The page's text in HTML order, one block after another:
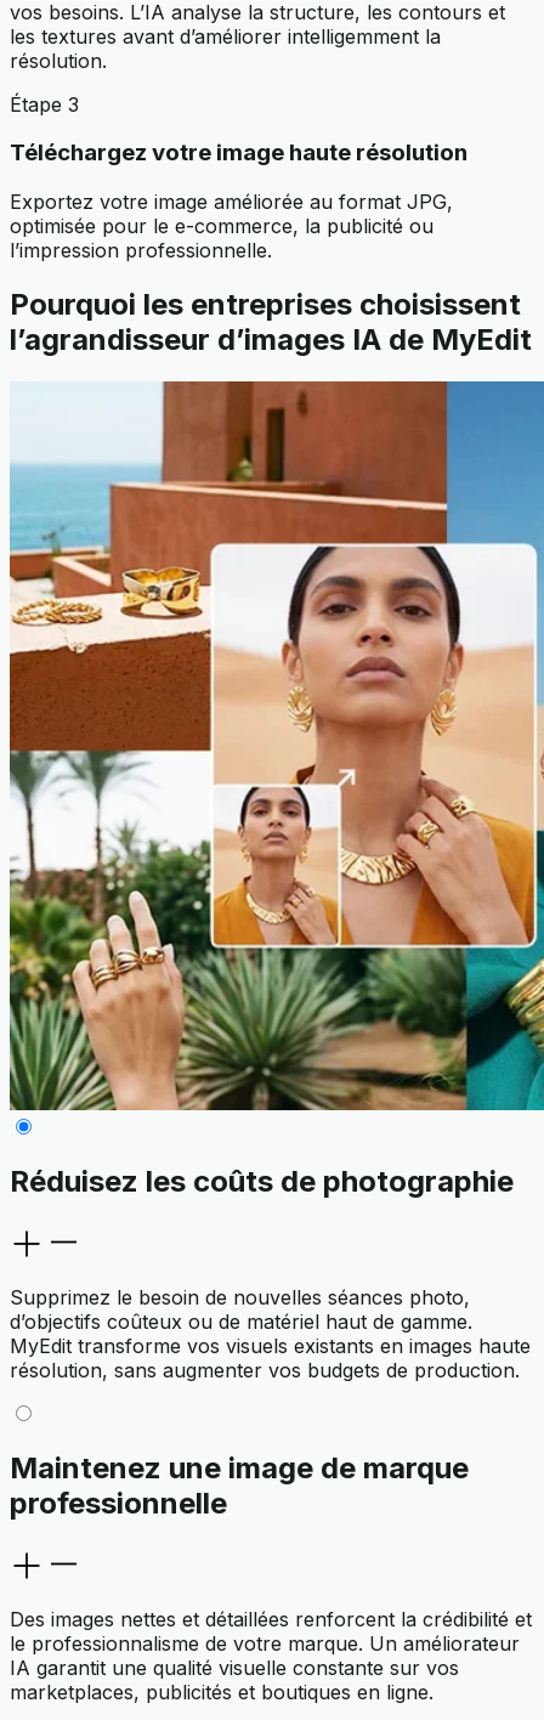
vos besoins. L’IA analyse la structure, les contours et
les textures avant d’améliorer intelligemment la
résolution.
Étape 3
Téléchargez votre image haute résolution
Exportez votre image améliorée au format JPG,
optimisée pour le e-commerce, la publicité ou
l’impression professionnelle.
Pourquoi les entreprises choisissent
l’agrandisseur d’images IA de MyEdit
Réduisez les coûts de photographie
Supprimez le besoin de nouvelles séances photo,
d’objectifs coûteux ou de matériel haut de gamme.
MyEdit transforme vos visuels existants en images haute
résolution, sans augmenter vos budgets de production.
Maintenez une image de marque
professionnelle
Des images nettes et détaillées renforcent la crédibilité et
le professionnalisme de votre marque. Un améliorateur
IA garantit une qualité visuelle constante sur vos
marketplaces, publicités et boutiques en ligne.